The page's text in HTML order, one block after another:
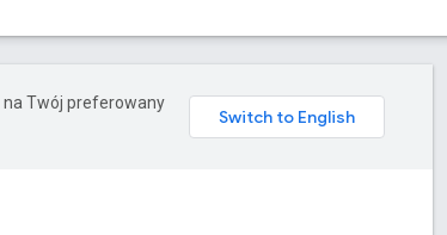
na Twój preferowany